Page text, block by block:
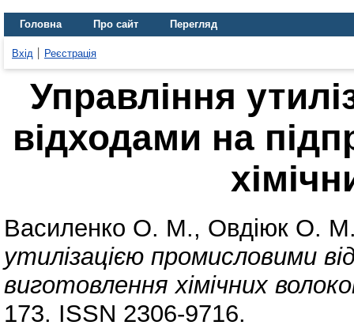
Головна Про сайт Перегляд
Вхід Реєстрація
Управління
відходами на
Василенко О. М., Овдіюк О.
утилізацією промисловими
виготовлення хімічних
173. ISSN 2306-9716.